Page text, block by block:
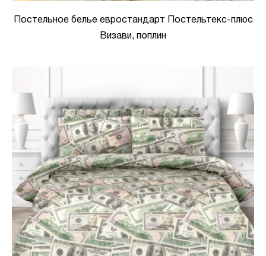
Постельное белье евростандарт Постельтекс-плюс
Визави, поплин